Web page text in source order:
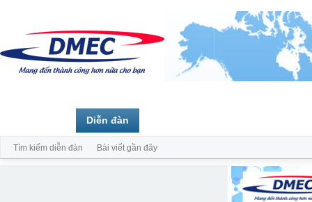
Diễn đàn
Tìm kiếm diễn đàn Bài viết gần đây